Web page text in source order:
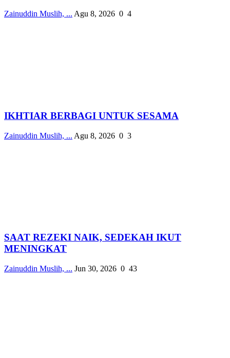
Zainuddin Muslih, ... Agu 8, 2026 0 4
IKHTIAR BERBAGI UNTUK SESAMA
Zainuddin Muslih, ... Agu 8, 2026 0 3
SAAT REZEKI NAIK, SEDEKAH IKUT
MENINGKAT
Zainuddin Muslih, ... Jun 30, 2026 0 43